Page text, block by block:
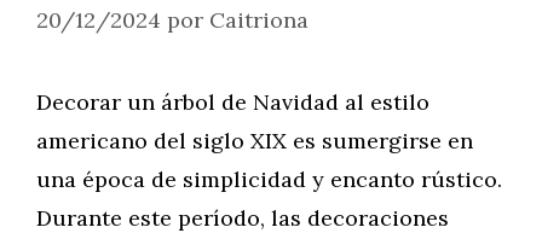
20/12/2024 por Caitriona
Decorar un árbol de Navidad al estilo
americano del siglo XIX es sumergirse en
una época de simplicidad y encanto rústico.
Durante este período, las decoraciones